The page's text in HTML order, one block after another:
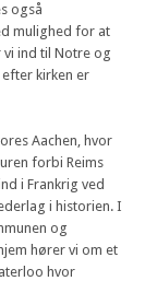
også
mulighed for at
vi ind til Notre og
kirken er
Aachen, hvor
forbi Reims
i Frankrig ved
i historien. I
og
hører vi om et
hvor